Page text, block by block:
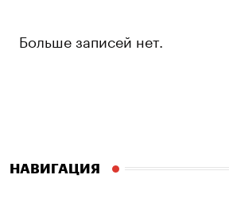
Больше записей нет.
НАВИГАЦИЯ